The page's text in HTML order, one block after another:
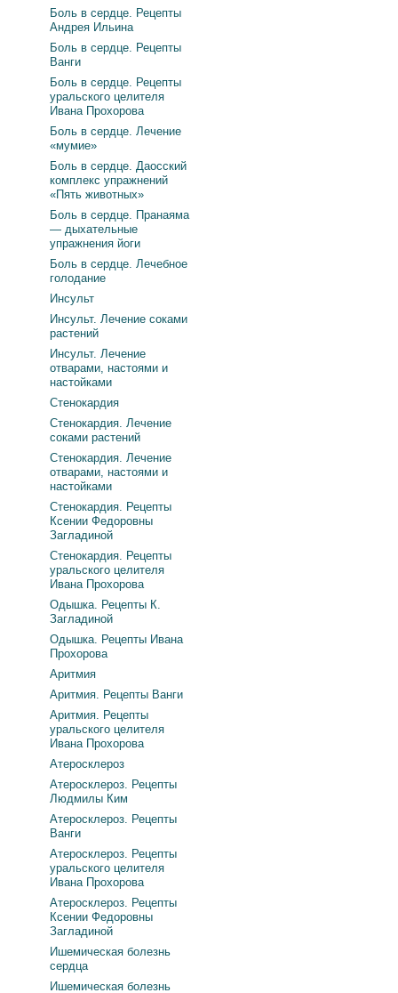
Боль в сердце. Рецепты
Андрея Ильина
Боль в сердце. Рецепты
Ванги
Боль в сердце. Рецепты
уральского целителя
Ивана Прохорова
Боль в сердце. Лечение
«мумие»
Боль в сердце. Даосский
комплекс упражнений
«Пять животных»
Боль в сердце. Пранаяма
— дыхательные
упражнения йоги
Боль в сердце. Лечебное
голодание
Инсульт
Инсульт. Лечение соками
растений
Инсульт. Лечение
отварами, настоями и
настойками
Стенокардия
Стенокардия. Лечение
соками растений
Стенокардия. Лечение
отварами, настоями и
настойками
Стенокардия. Рецепты
Ксении Федоровны
Загладиной
Стенокардия. Рецепты
уральского целителя
Ивана Прохорова
Одышка. Рецепты К.
Загладиной
Одышка. Рецепты Ивана
Прохорова
Аритмия
Аритмия. Рецепты Ванги
Аритмия. Рецепты
уральского целителя
Ивана Прохорова
Атеросклероз
Атеросклероз. Рецепты
Людмилы Ким
Атеросклероз. Рецепты
Ванги
Атеросклероз. Рецепты
уральского целителя
Ивана Прохорова
Атеросклероз. Рецепты
Ксении Федоровны
Загладиной
Ишемическая болезнь
сердца
Ишемическая болезнь